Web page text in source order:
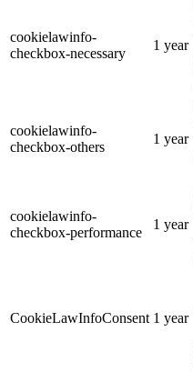
cookielawinfo-
checkbox-necessary
1 year
cookielawinfo-
checkbox-others
1 year
cookielawinfo-
checkbox-performance
1 year
CookieLawInfoConsent 1 year